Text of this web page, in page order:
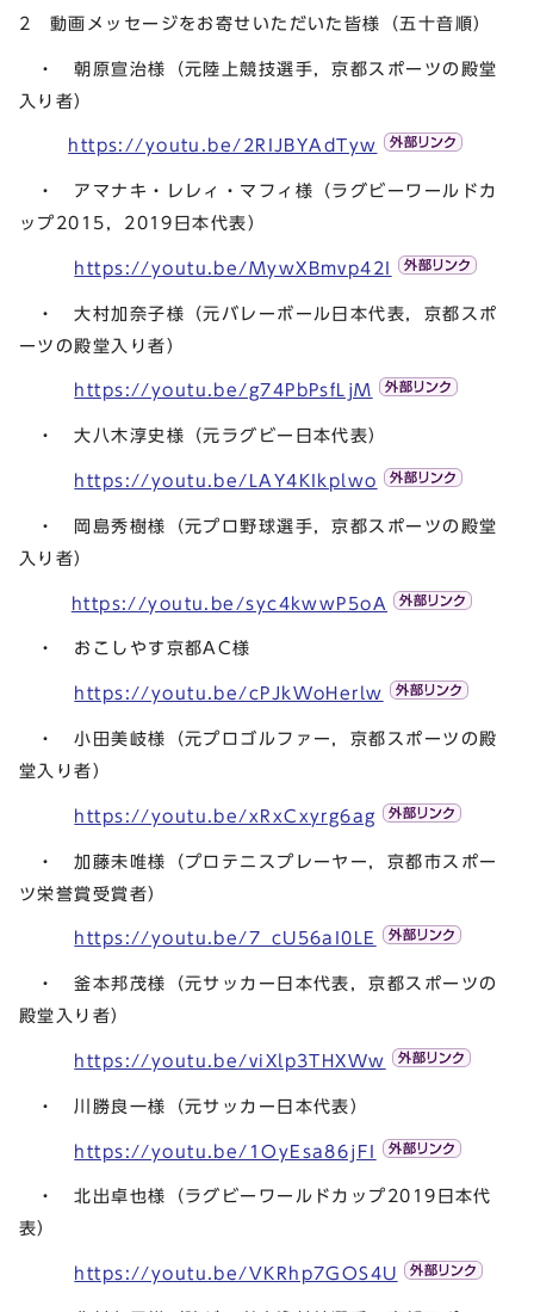
2 動画メッセージをお寄せいただいた皆様（五十音順）
・ 朝原宣治様（元陸上競技選手，京都スポーツの殿堂
入り者）
https://youtu.be/2RIJBYAdTyw
・ アマナキ・レレィ・マフィ様（ラグビーワールドカ
ップ2015，2019日本代表）
https://youtu.be/MywXBmvp42I
・ 大村加奈子様（元バレーボール日本代表，京都スポ
ーツの殿堂入り者）
https://youtu.be/g74PbPsfLjM
・ 大八木淳史様（元ラグビー日本代表）
https://youtu.be/LAY4KIkplwo
・ 岡島秀樹様（元プロ野球選手，京都スポーツの殿堂
入り者）
https://youtu.be/syc4kwwP5oA
・ おこしやす京都AC様
https://youtu.be/cPJkWoHerlw
・ 小田美岐様（元プロゴルファー，京都スポーツの殿
堂入り者）
https://youtu.be/xRxCxyrg6ag
・ 加藤未唯様（プロテニスプレーヤー，京都市スポー
ツ栄誉賞受賞者）
https://youtu.be/7_cU56aI0LE
・ 釜本邦茂様（元サッカー日本代表，京都スポーツの
殿堂入り者）
https://youtu.be/viXlp3THXWw
・ 川勝良一様（元サッカー日本代表）
https://youtu.be/1OyEsa86jFI
・ 北出卓也様（ラグビーワールドカップ2019日本代
表）
https://youtu.be/VKRhp7GOS4U